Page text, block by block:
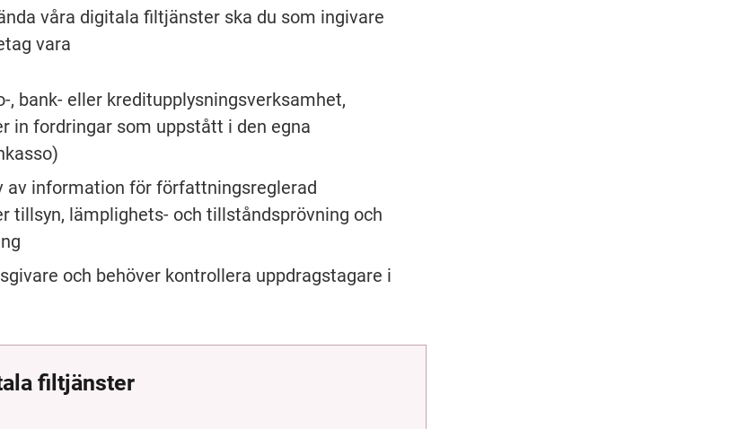
våra digitala filtjänster ska du som ingivare
vara
, bank- eller kreditupplysningsverksamhet,
in fordringar som uppstått i den egna
av information för författningsreglerad
tillsyn, lämplighets- och tillståndsprövning och
och behöver kontrollera uppdragstagare i
filtjänster